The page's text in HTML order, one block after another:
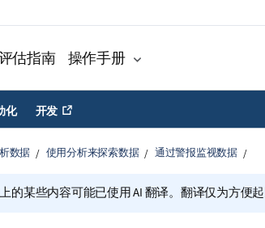
估指南 操作手册
化 开发
数据 使用分析来探索数据 通过警报监视数据
的某些内容可能已使用 AI 翻译。翻译仅为方便